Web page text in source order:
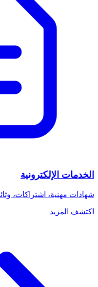
الخدمات الإلكترونية
شهادات مهنية، اشتراكات،
اكتشف المزيد